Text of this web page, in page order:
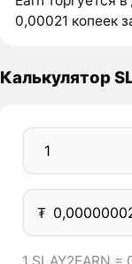
0,00021 копеек
Калькулятор
₮